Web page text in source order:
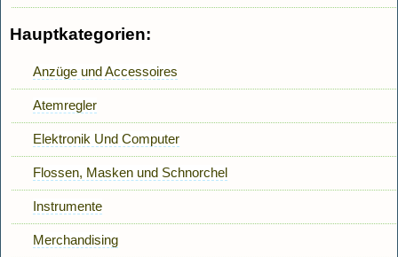
Hauptkategorien:
Anzüge und Accessoires
Atemregler
Elektronik Und Computer
Flossen, Masken und Schnorchel
Instrumente
Merchandising